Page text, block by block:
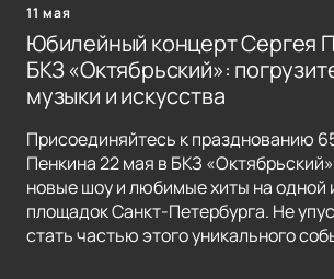
11 мая
Юбилейный концерт Сергея
БКЗ «Октябрьский»:
музыки и искусства
Присоединяйтесь к празднованию
Пенкина 22 мая в БКЗ
новые шоу и любимые хиты на одной
площадок Санкт-Петербурга. Не
стать частью этого уникального